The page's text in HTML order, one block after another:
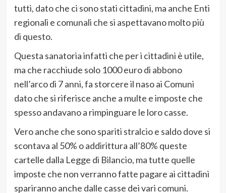
tutti, dato che ci sono stati cittadini, ma anche Enti
regionali e comunali che si aspettavano molto più
di questo.
Questa sanatoria infatti che per i cittadini è utile,
ma che racchiude solo 1000 euro di abbono
nell’arco di 7 anni, fa storcere il naso ai Comuni
dato che si riferisce anche a multe e imposte che
spesso andavano a rimpinguare le loro casse.
Vero anche che sono spariti stralcio e saldo dove si
scontava al 50% o addirittura all’80% queste
cartelle dalla Legge di Bilancio, ma tutte quelle
imposte che non verranno fatte pagare ai cittadini
spariranno anche dalle casse dei vari comuni.